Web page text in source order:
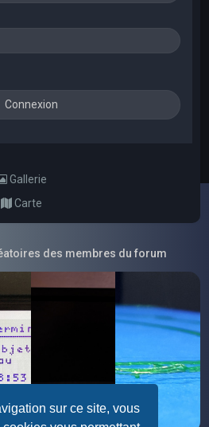
sur ce site, vous
Gallerie
Carte
des membres du forum